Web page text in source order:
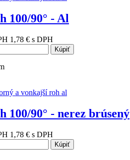
100/90° - Al
1,78 € s DPH
Kúpiť
100/90° - nerez brúsený
1,78 € s DPH
Kúpiť